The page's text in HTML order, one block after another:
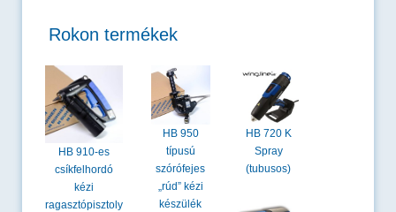
Rokon termékek
HB 910-es
csíkfelhordó
kézi
ragasztópisztoly
HB 950
típusú
szórófejes
„rúd” kézi
készülék
HB 720 K
Spray
(tubusos)